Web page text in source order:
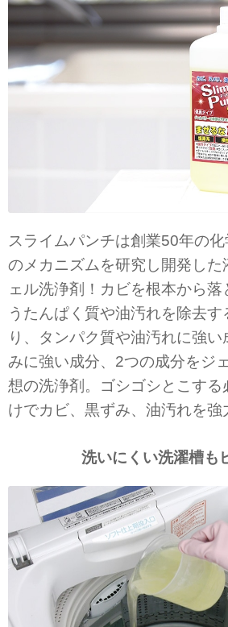
スライムパンチは創業50年の
のメカニズムを研究し開発した
ェル洗浄剤！カビを根本から
うたんぱく質や油汚れを除去
り、タンパク質や油汚れに強
みに強い成分、2つの成分をジ
想の洗浄剤。ゴシゴシとこする
けでカビ、黒ずみ、油汚れを強
洗いにくい洗濯槽も